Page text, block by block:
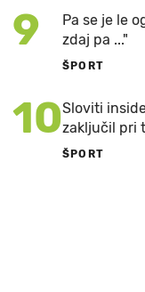
9
Pa se je le
zdaj pa ..."
ŠPORT
10Sloviti
zaključil pri
ŠPORT